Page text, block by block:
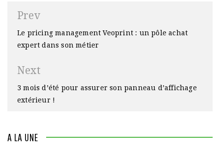
Navigation
l’article
Prev
Le pricing management Veoprint : un pôle achat
expert dans son métier
Next
3 mois d’été pour assurer son panneau d’affichage
extérieur !
A LA UNE